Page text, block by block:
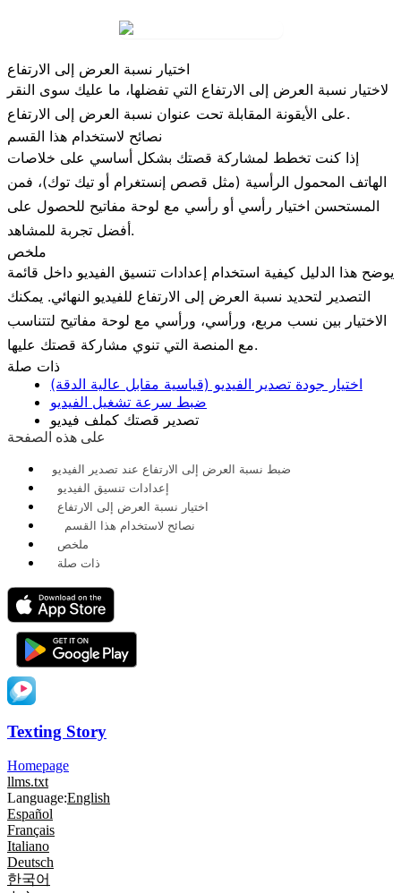
اختيار نسبة العرض إلى الارتفاع
لاختيار نسبة العرض إلى الارتفاع التي تفضلها، ما عليك سوى النقر
على الأيقونة المقابلة تحت عنوان نسبة العرض إلى الارتفاع
.
نصائح لاستخدام هذا القسم
إذا كنت تخطط لمشاركة قصتك بشكل أساسي على خلاصات
الهاتف المحمول الرأسية (مثل قصص إنستغرام أو تيك توك)، فمن
المستحسن اختيار رأسي أو رأسي مع لوحة مفاتيح للحصول على
أفضل تجربة للمشاهد.
ملخص
يوضح هذا الدليل كيفية استخدام إعدادات تنسيق الفيديو داخل قائمة
التصدير لتحديد نسبة العرض إلى الارتفاع للفيديو النهائي. يمكنك
الاختيار بين نسب مربع، ورأسي، ورأسي مع لوحة مفاتيح لتتناسب
مع المنصة التي تنوي مشاركة قصتك عليها.
ذات صلة
اختيار جودة تصدير الفيديو (قياسية مقابل عالية الدقة)
ضبط سرعة تشغيل الفيديو
تصدير قصتك كملف فيديو
على هذه الصفحة
ضبط نسبة العرض إلى الارتفاع عند تصدير الفيديو
إعدادات تنسيق الفيديو
اختيار نسبة العرض إلى الارتفاع
نصائح لاستخدام هذا القسم
ملخص
ذات صلة
Texting Story
Homepage
llms.txt
Language:English
Español
Français
Italiano
Deutsch
한국어